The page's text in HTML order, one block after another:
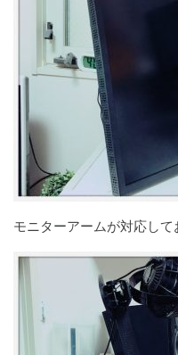
モニターアームが対応して